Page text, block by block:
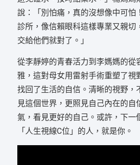
說：「別怕痛，真的沒想像中可怕
診所，像信賴眼科這樣專業又親切
交給他們就對了。」
從李靜婷的青春活力到李媽媽的從
雅，這對母女用雷射手術重塑了視
找回了生活的自信。清晰的視野，
見這個世界，更照見自己內在的自
氣，看見更好的自己。或許，下一
「人生視線C位」的人，就是你。